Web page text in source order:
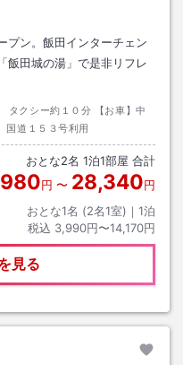
プン。飯田インターチェン
飯田城の湯」で是非リフレ
タクシー約１０分 【お車】中
道１５３号利用
おとな2名 1泊1部屋 合計
円 〜 28,340円
おとな1名 (2名1室)｜ 1泊
税込 3,990円〜14,170円
見る